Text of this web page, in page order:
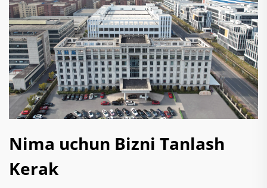
Nima uchun Bizni Tanlash
Kerak